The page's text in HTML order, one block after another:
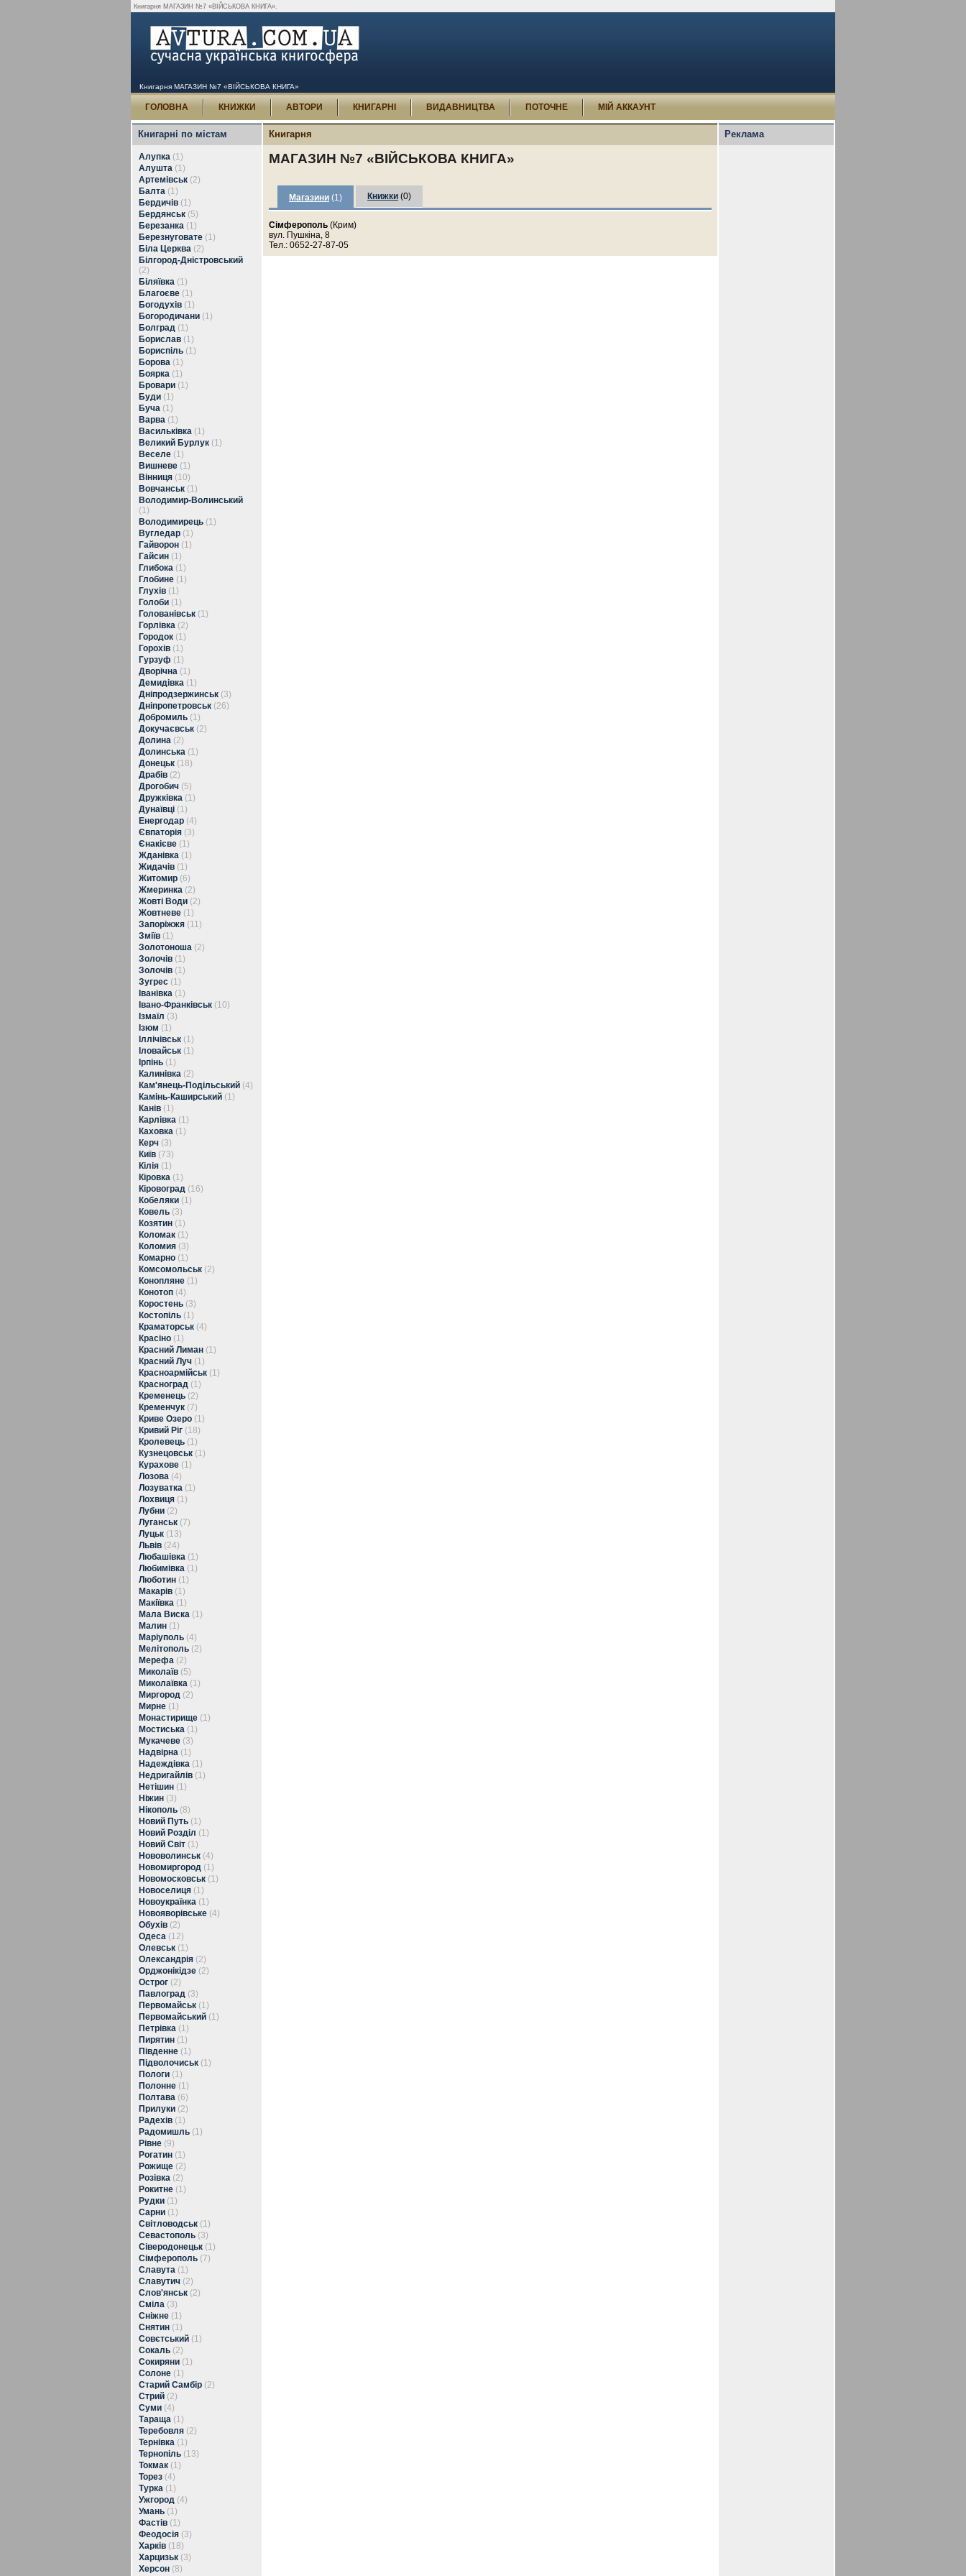
Книгарня МАГАЗИН №7 «ВІЙСЬКОВА КНИГА».
Книгарня МАГАЗИН №7 «ВІЙСЬКОВА КНИГА»
ГОЛОВНА КНИЖКИ АВТОРИ КНИГАРНІ ВИДАВНИЦТВА ПОТОЧНЕ МІЙ АККАУНТ
Книгарні по містам
Алупка (1)
Алушта (1)
Артемівськ (2)
Балта (1)
Бердичів (1)
Бердянськ (5)
Березанка (1)
Березнуговате (1)
Біла Церква (2)
Білгород-Дністровський
(2)
Біляївка (1)
Благоєве (1)
Богодухів (1)
Богородичани (1)
Болград (1)
Борислав (1)
Бориспіль (1)
Борова (1)
Боярка (1)
Бровари (1)
Буди (1)
Буча (1)
Варва (1)
Васильківка (1)
Великий Бурлук (1)
Веселе (1)
Вишневе (1)
Вінниця (10)
Вовчанськ (1)
Володимир-Волинський
(1)
Володимирець (1)
Вугледар (1)
Гайворон (1)
Гайсин (1)
Глибока (1)
Глобине (1)
Глухів (1)
Голоби (1)
Голованівськ (1)
Горлівка (2)
Городок (1)
Горохів (1)
Гурзуф (1)
Дворічна (1)
Демидівка (1)
Дніпродзержинськ (3)
Дніпропетровськ (26)
Добромиль (1)
Докучаєвськ (2)
Долина (2)
Долинська (1)
Донецьк (18)
Драбів (2)
Дрогобич (5)
Дружківка (1)
Дунаївці (1)
Енергодар (4)
Євпаторія (3)
Єнакієве (1)
Жданівка (1)
Жидачів (1)
Житомир (6)
Жмеринка (2)
Жовті Води (2)
Жовтневе (1)
Запоріжжя (11)
Зміїв (1)
Золотоноша (2)
Золочів (1)
Золочів (1)
Зугрес (1)
Іванівка (1)
Івано-Франківськ (10)
Ізмаїл (3)
Ізюм (1)
Іллічівськ (1)
Іловайськ (1)
Ірпінь (1)
Калинівка (2)
Кам'янець-Подільський (4)
Камінь-Каширський (1)
Канів (1)
Карлівка (1)
Каховка (1)
Керч (3)
Київ (73)
Кілія (1)
Кіровка (1)
Кіровоград (16)
Кобеляки (1)
Ковель (3)
Козятин (1)
Коломак (1)
Коломия (3)
Комарно (1)
Комсомольськ (2)
Конопляне (1)
Конотоп (4)
Коростень (3)
Костопіль (1)
Краматорськ (4)
Красіно (1)
Красний Лиман (1)
Красний Луч (1)
Красноармійськ (1)
Красноград (1)
Кременець (2)
Кременчук (7)
Криве Озеро (1)
Кривий Ріг (18)
Кролевець (1)
Кузнецовськ (1)
Курахове (1)
Лозова (4)
Лозуватка (1)
Лохвиця (1)
Лубни (2)
Луганськ (7)
Луцьк (13)
Львів (24)
Любашівка (1)
Любимівка (1)
Люботин (1)
Макарів (1)
Макіївка (1)
Мала Виска (1)
Малин (1)
Маріуполь (4)
Мелітополь (2)
Мерефа (2)
Миколаїв (5)
Миколаївка (1)
Миргород (2)
Мирне (1)
Монастирище (1)
Мостиська (1)
Мукачеве (3)
Надвірна (1)
Надеждівка (1)
Недригайлів (1)
Нетішин (1)
Ніжин (3)
Нікополь (8)
Новий Путь (1)
Новий Розділ (1)
Новий Світ (1)
Нововолинськ (4)
Новомиргород (1)
Новомосковськ (1)
Новоселиця (1)
Новоукраїнка (1)
Новояворівське (4)
Обухів (2)
Одеса (12)
Олевськ (1)
Олександрія (2)
Орджонікідзе (2)
Острог (2)
Павлоград (3)
Первомайськ (1)
Первомайський (1)
Петрівка (1)
Пирятин (1)
Південне (1)
Підволочиськ (1)
Пологи (1)
Полонне (1)
Полтава (6)
Прилуки (2)
Радехів (1)
Радомишль (1)
Рівне (9)
Рогатин (1)
Рожище (2)
Розівка (2)
Рокитне (1)
Рудки (1)
Сарни (1)
Світловодськ (1)
Севастополь (3)
Сіверодонецьк (1)
Сімферополь (7)
Славута (1)
Славутич (2)
Слов'янськ (2)
Сміла (3)
Сніжне (1)
Снятин (1)
Совєтський (1)
Сокаль (2)
Сокиряни (1)
Солоне (1)
Старий Самбір (2)
Стрий (2)
Суми (4)
Тараща (1)
Теребовля (2)
Тернівка (1)
Тернопіль (13)
Токмак (1)
Торез (4)
Турка (1)
Ужгород (4)
Умань (1)
Фастів (1)
Феодосія (3)
Харків (18)
Харцизьк (3)
Херсон (8)
Книгарня
МАГАЗИН №7 «ВІЙСЬКОВА КНИГА»
Магазини (1) Книжки (0)
Сімферополь (Крим)
вул. Пушкіна, 8
Тел.: 0652-27-87-05
Реклама